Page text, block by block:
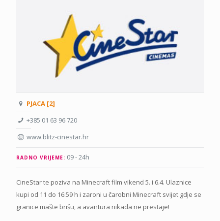
PJACA [2]
+385 01 63 96 720
www.blitz-cinestar.hr
RADNO VRIJEME: 09 - 24h
CineStar te poziva na Minecraft film vikend 5. i 6.4. Ulaznice
kupi od 11 do 16:59 h i zaroni u čarobni Minecraft svijet gdje se
granice mašte brišu, a avantura nikada ne prestaje!